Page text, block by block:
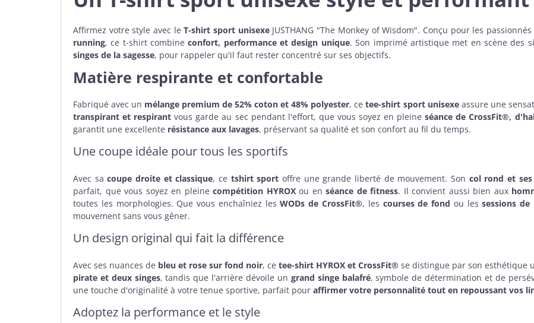
Affirmez votre style avec leT-shirt sport unisexeJUSTHANG "The Monkey of Wisdom". Conçu pour les
running, ce t-shirt combineconfort, performance et design unique. Son imprimé artistique met en scène des
singes de la sagesse, pour rappeler qu'il faut rester concentré sur ses objectifs.
Matière respirante et confortable
Fabriqué avec un mélange premium de 52% coton et 48% polyester, cetee-shirt sport unisexeassure une
transpirant et respirant vous garde au sec pendant l'effort, que vous soyez en pleineséance de CrossFit®,
garantit une excellente résistance aux lavages, préservant sa qualité et son confort au fil du temps.
Une coupe idéale pour tous les sportifs
Avec sacoupe droite et classique, ce tshirt sport offre une grande liberté de mouvement. Son col rond et
parfait, que vous soyez en pleinecompétition HYROXou enséance de fitness. Il convient aussi bien aux
toutes les morphologies. Que vous enchaîniez lesWODs de CrossFit®, les courses de fond ou lessessions
mouvement sans vous gêner.
Un design original qui fait la différence
Avec ses nuances de bleu et rose sur fond noir, ce tee-shirt HYROX et CrossFit® se distingue par son esthétique
pirate et deux singes, tandis que l'arrière dévoile un grand singe balafré, symbole de détermination et de
une touche d'originalité à votre tenue sportive, parfait pour affirmer votre personnalité tout en repoussant vos
Adoptez la performance et le style